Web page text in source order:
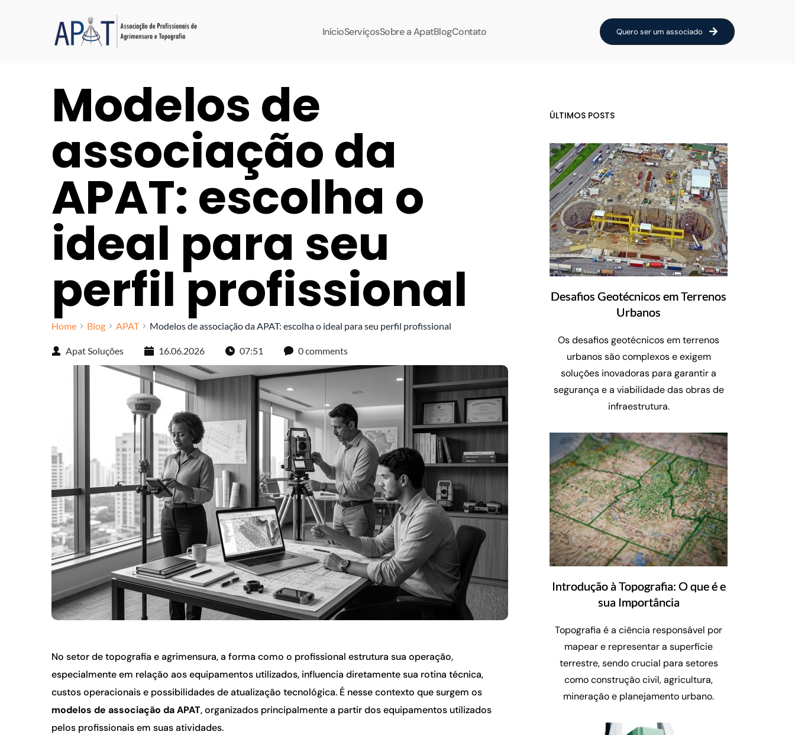
InícioServiçosSobre a ApatBlogContato Quero ser um associado
Modelos de
associação da
APAT: escolha o
ideal para seu
perfil profissional
Home Blog APAT Modelos de associação da APAT: escolha o ideal para seu perfil profissional
Apat Soluções 16.06.2026 07:51 0 comments
No setor de topografia e agrimensura, a forma como o profissional estrutura sua operação,
especialmente em relação aos equipamentos utilizados, influencia diretamente sua rotina técnica,
modelos de associação da APAT, organizados principalmente a partir dos equipamentos utilizados
pelos profissionais em suas atividades.
ÚLTIMOS POSTS
Desafios Geotécnicos em Terrenos
Urbanos
Os desafios geotécnicos em terrenos
urbanos são complexos e exigem
soluções inovadoras para garantir a
segurança e a viabilidade das obras de
infraestrutura.
Introdução à Topografia: O que é e
sua Importância
Topografia é a ciência responsável por
mapear e representar a superfície
terrestre, sendo crucial para setores
como construção civil, agricultura,
mineração e planejamento urbano.